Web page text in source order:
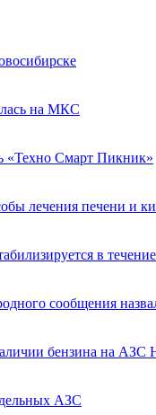
на МКС
«Техно Смарт Пикник»
лечения печени и
в
сообщения
бензина на АЗС
АЗС